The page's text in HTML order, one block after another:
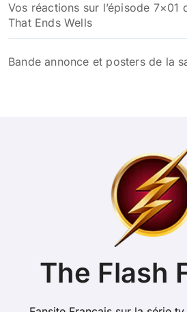
Vos réactions sur l’épisode 7×01
That Ends Wells
Bande annonce et posters de la
The Flash